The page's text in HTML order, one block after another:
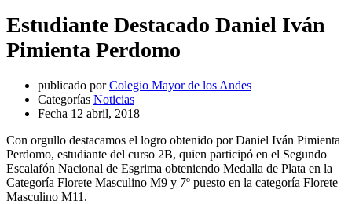
Estudiante Destacado Daniel Iván
Pimienta Perdomo
publicado por Colegio Mayor de los Andes
Categorías Noticias
Fecha 12 abril, 2018
Con orgullo destacamos el logro obtenido por Daniel Iván Pimienta
Perdomo, estudiante del curso 2B, quien participó en el Segundo
Escalafón Nacional de Esgrima obteniendo Medalla de Plata en la
Categoría Florete Masculino M9 y 7º puesto en la categoría Florete
Masculino M11.